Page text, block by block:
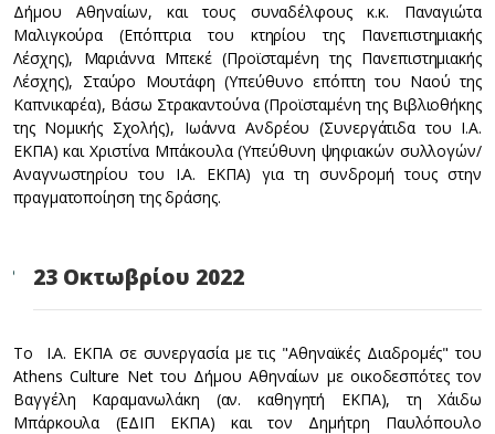
Δήμου Αθηναίων, και τους συναδέλφους κ.κ. Παναγιώτα
Μαλιγκούρα (Επόπτρια του κτηρίου της Πανεπιστημιακής
Λέσχης), Μαριάννα Μπεκέ (Προϊσταμένη της Πανεπιστημιακής
Λέσχης), Σταύρο Μουτάφη (Υπεύθυνο επόπτη του Ναού της
Καπνικαρέα), Βάσω Στρακαντούνα (Προϊσταμένη της Βιβλιοθήκης
της Νομικής Σχολής), Ιωάννα Ανδρέου (Συνεργάτιδα του Ι.Α.
ΕΚΠΑ) και Χριστίνα Μπάκουλα (Υπεύθυνη ψηφιακών συλλογών/
Αναγνωστηρίου του Ι.Α. ΕΚΠΑ) για τη συνδρομή τους στην
πραγματοποίηση της δράσης.
23 Οκτωβρίου 2022
Το Ι.Α. ΕΚΠΑ σε συνεργασία με τις "Αθηναϊκές Διαδρομές" του
Athens Culture Net του Δήμου Αθηναίων με οικοδεσπότες τον
Βαγγέλη Καραμανωλάκη (αν. καθηγητή ΕΚΠΑ), τη Χάιδω
Μπάρκουλα (ΕΔΙΠ ΕΚΠΑ) και τον Δημήτρη Παυλόπουλο